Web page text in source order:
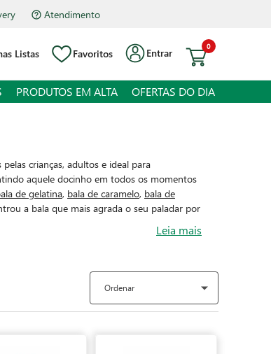
Atendimento
Listas Favoritos Entrar
0
PRODUTOS EM ALTA OFERTAS DO DIA
crianças, adultos e ideal para
aquele docinho em todos os momentos
de gelatina, bala de caramelo, bala de
a bala que mais agrada o seu paladar por
Leia mais
Ordenar